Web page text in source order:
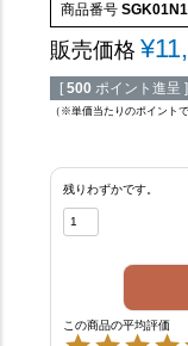
商品番号
販売価格 ¥
[ 500 ポイント進呈 ]
（※単価当たりのポイントで
残りわずかです。